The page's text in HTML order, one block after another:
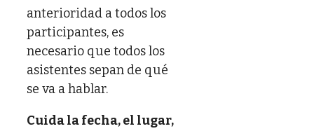
anterioridad a todos los
participantes, es
necesario que todos los
asistentes sepan de qué
se va a hablar.
Cuida la fecha, el lugar,